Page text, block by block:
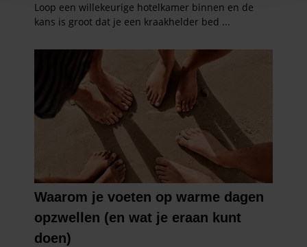
informatie over uw gebruik van onze site met onze
partners kunnen deze gegevens combineren met andere
informatie die u aan ze heeft verstrekt of die ze hebben
verzameld op basis van uw gebruik van hun services. U
gaat akkoord met onze cookies als u onze website blijft
gebruiken.